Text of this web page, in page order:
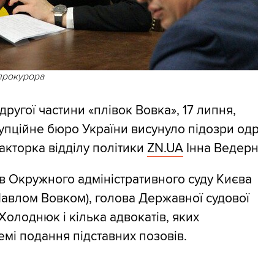
частини «плівок Вовка», 17 липня,
бюро України висунуло підозри
відділу політики ZN.UAІнна
Окружного адміністративного суду Києва
Вовком), голова Державної судової
і кілька адвокатів, яких
подання підставних позовів.